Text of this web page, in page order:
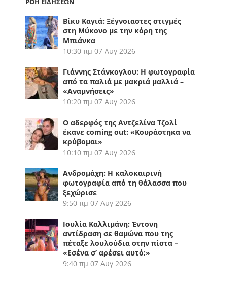
Βίκυ Καγιά: Ξέγνοιαστες στιγμές
στη Μύκονο με την κόρη της
Μπιάνκα
10:30 πμ 07 Αυγ 2026
Γιάννης Στάνκογλου: Η φωτογραφία
από τα παλιά με μακριά μαλλιά –
«Αναμνήσεις»
10:20 πμ 07 Αυγ 2026
Ο αδερφός της Αντζελίνα Τζολί
έκανε coming out: «Κουράστηκα να
κρύβομαι»
10:10 πμ 07 Αυγ 2026
Ανδρομάχη: Η καλοκαιρινή
φωτογραφία από τη θάλασσα που
ξεχώρισε
9:50 πμ 07 Αυγ 2026
Ιουλία Καλλιμάνη: Έντονη
αντίδραση σε θαμώνα που της
πέταξε λουλούδια στην πίστα –
«Εσένα σ’ αρέσει αυτό;»
9:40 πμ 07 Αυγ 2026